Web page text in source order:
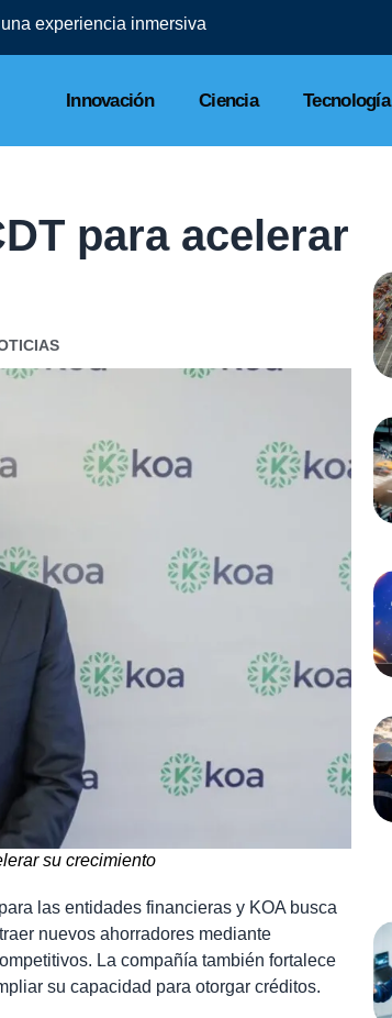
experiencia inmersiva
Innovación Ciencia Tecnología
para acelerar
su crecimiento
las entidades financieras y KOA busca
nuevos ahorradores mediante
La compañía también fortalece
su capacidad para otorgar créditos.